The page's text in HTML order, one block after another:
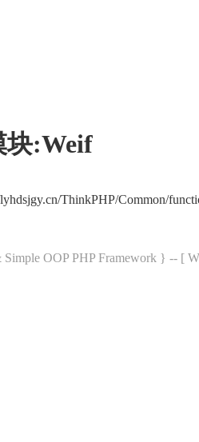
块:Weif
ThinkPHP/Common/
Simple OOP PHP Framework } -- [